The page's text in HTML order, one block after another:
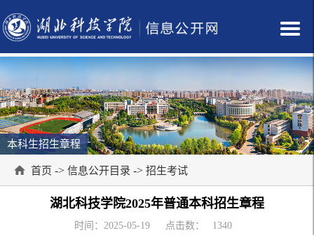
本科生招生章程
首页 -> 信息公开目录 -> 招生考试
湖北科技学院2025年普通本科招生章程
时间：2025-05-19 点击数： 1340